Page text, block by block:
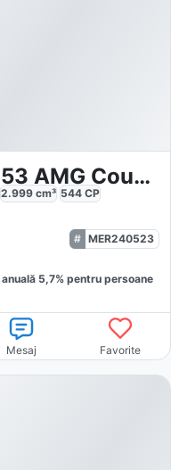
Mercedes-Benz GLE 53 AMG Coupé Hybrid 4MATIC
2.999 cm³ 544 CP
MER240523
anuală 5,7% pentru persoane
Mesaj Favorite